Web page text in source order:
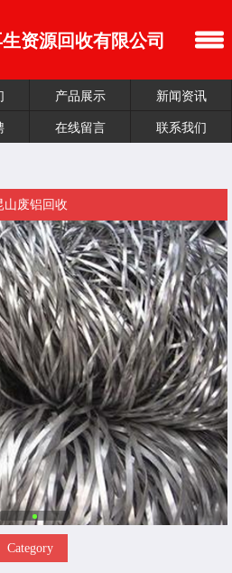
资源回收有限公司
产品展示
新闻资讯
在线留言 联系我们
山废铝回收
Category